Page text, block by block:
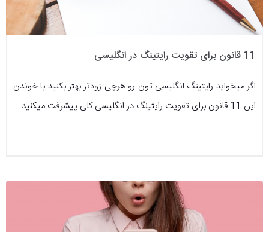
11 قانون برای تقویت رایتینگ در انگلیسی
اگر میخواید رایتینگ انگلیسی تون رو هرچی زودتر بهتر بکنید با خوندن
این 11 قانون برای تقویت رایتینگ در انگلیسی کلی پیشرفت میکنید